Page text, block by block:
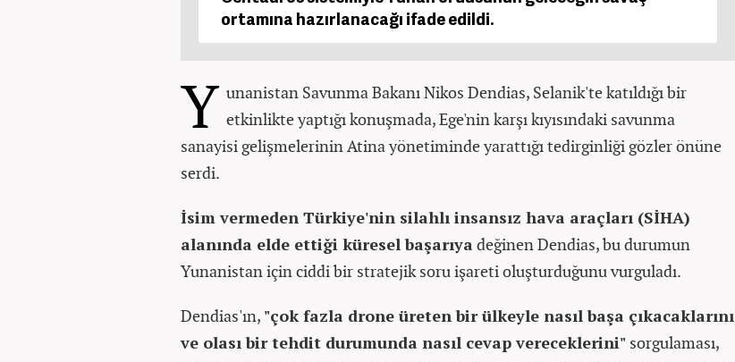
ortamına hazırlanacağı ifade edildi.
Y unanistan Savunma Bakanı Nikos Dendias, Selanik'te katıldığı bir
etkinlikte yaptığı konuşmada, Ege'nin karşı kıyısındaki savunma
sanayisi gelişmelerinin Atina yönetiminde yarattığı tedirginliği gözler önüne
serdi.
İsim vermeden Türkiye'nin silahlı insansız hava araçları (SİHA)
alanında elde ettiği küresel başarıya değinen Dendias, bu durumun
Yunanistan için ciddi bir stratejik soru işareti oluşturduğunu vurguladı.
Dendias'ın, "çok fazla drone üreten bir ülkeyle nasıl başa çıkacaklarını
ve olası bir tehdit durumunda nasıl cevap vereceklerini" sorgulaması,